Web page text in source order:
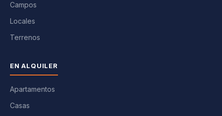
Campos
Locales
Terrenos
EN ALQUILER
Apartamentos
Casas